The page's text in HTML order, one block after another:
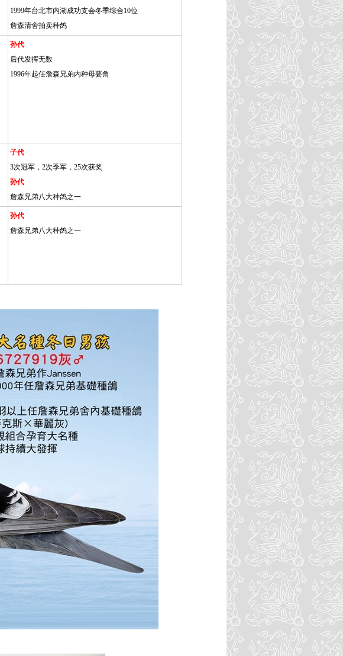
1999年台北市内湖成功支会冬季综合10位
詹森清舍拍卖种鸽
孙代
后代发挥无数
1996年起任詹森兄弟内种母要角
子代
3次冠军，2次季军，25次获奖
孙代
詹森兄弟八大种鸽之一
孙代
詹森兄弟八大种鸽之一